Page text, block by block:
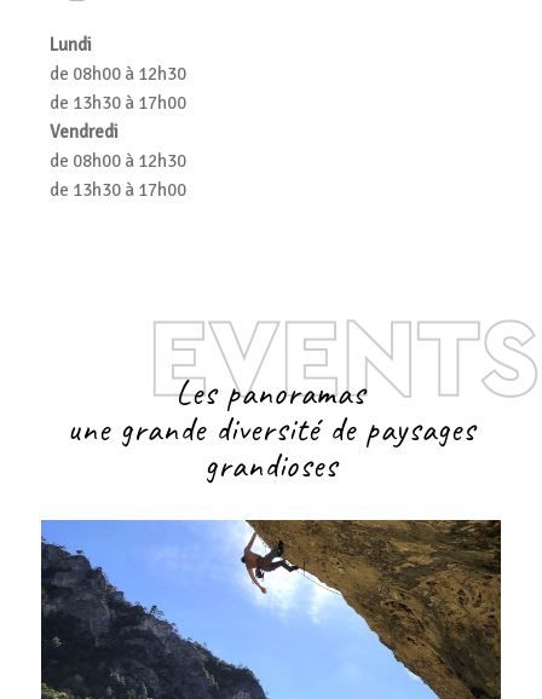
Lundi
de 08h00 à 12h30
de 13h30 à 17h00
Vendredi
de 08h00 à 12h30
de 13h30 à 17h00
Les panoramas
une grande diversité de paysages
grandioses